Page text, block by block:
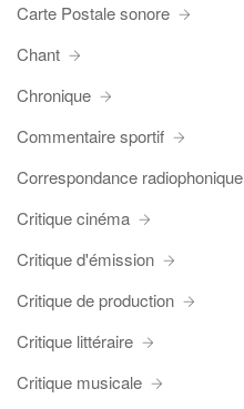
Carte Postale sonore
Chant
Chronique
Commentaire sportif
Correspondance radiophonique
Critique cinéma
Critique d'émission
Critique de production
Critique littéraire
Critique musicale